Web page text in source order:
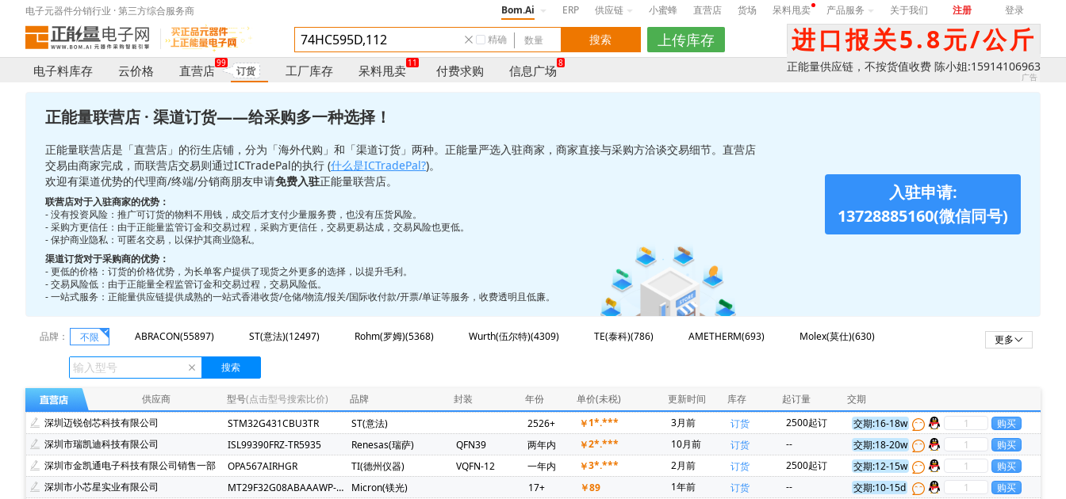
电子元器件分销行业 · 第三方综合服务商 Bom.Ai ERP 供应链 小蜜蜂 直营店 货场 呆料甩卖 产品服务 关于我们 注册 登录
精确 进口报关5.8元/公斤
正能量供应链，不按货值收费 陈小姐:15914106963
电子料库存 云价格 直营店
99
订货 工厂库存 呆料甩卖
11
付费求购 信息广场
8
正能量联营店 · 渠道订货——给采购多一种选择！
正能量联营店是「直营店」的衍生店铺，分为「海外代购」和「渠道订货」两种。正能量严选入驻商家，商家直接与采购方洽谈交易细节。直营店
交易由商家完成，而联营店交易则通过ICTradePal的执行 (什么是ICTradePal?)。
欢迎有渠道优势的代理商/终端/分销商朋友申请免费入驻正能量联营店。
联营店对于入驻商家的优势：
- 没有投资风险：推广可订货的物料不用钱，成交后才支付少量服务费，也没有压货风险。
- 采购方更信任：由于正能量监管订金和交易过程，采购方更信任，交易更易达成，交易风险也更低。
- 保护商业隐私：可匿名交易，以保护其商业隐私。
渠道订货对于采购商的优势：
- 更低的价格：订货的价格优势，为长单客户提供了现货之外更多的选择，以提升毛利。
- 交易风险低：由于正能量全程监管订金和交易过程，交易风险低。
- 一站式服务：正能量供应链提供成熟的一站式香港收货/仓储/物流/报关/国际收付款/开票/单证等服务，收费透明且低廉。
入驻申请:
13728885160(微信同号)
品牌： 不限 ABRACON(55897) ST(意法)(12497) Rohm(罗姆)(5368) Wurth(伍尔特)(4309) TE(泰科)(786) AMETHERM(693)
Molex(莫仕)(630)
Ecliptek(507)
TOSHIBA(东芝)(400)
XLSEMI(芯龙)(185)
Renesas(瑞萨)(162)
Mindmotion(灵动微)(72)
JST(日压)(70) Cyntec(乾坤)(69) TDK(东电化)(67) Maxim(美信)(57) SIT(芯力特)(55) RockChip(瑞芯微)(54)
Allwinner(全志)(51)
Infineon(英飞凌)(49)
Hisilicon(海思)(40) Cachip(锦锐)(36) Microchip(微芯)(35) OMRON(欧姆龙)(35)
XHSC(小华)(35)
SGMICRO(圣邦微)(34)
Cypress(赛普拉斯)(31) Samwha(三和电容器)(31) KEMET(基美)(30) HONGFA(宏发)(26) Everspin Technologies(23)
ON(安森美)(22)
Brightking(台湾君耀)(22)
MotorComm(裕太微)(22) Nations(国民技术)(21) Broadcom(博通)(20) DIPTRONICS(圜达)(20)
Panasonic(松下)(20)
SILICON LABS(芯科)(20)
RUNIC(润石)(19) Chiplntelli(启英泰伦)(19) 3PEAK(思瑞浦)(18) Hirose(广濑电机)(17) Micron(镁光)(17)
Harwin(14)
更多
供应商 型号(点击型号搜索比价) 品牌 封装 年份 单价(未税) 更新时间 库存 起订量
交期
深圳迈锐创芯科技有限公司
STM32G431CBU3TR ST(意法) 2526+ ￥1*.*** 3月前 订货 2500起订
交期:16-18w
深圳市瑞凯迪科技有限公司
ISL99390FRZ-TR5935 Renesas(瑞萨) QFN39 两年内 ￥2*.*** 10月前 订货 --
交期:18-20w
深圳市金凯通电子科技有限公司销售一部
OPA567AIRHGR TI(德州仪器) VQFN-12 一年内 ￥3*.*** 2月前 订货 2500起订
交期:12-15w
深圳市小芯星实业有限公司
MT29F32G08ABAAAWP-ITZ:A Micron(镁光) 17+ ￥89 1年前 订货 --
交期:10-15d